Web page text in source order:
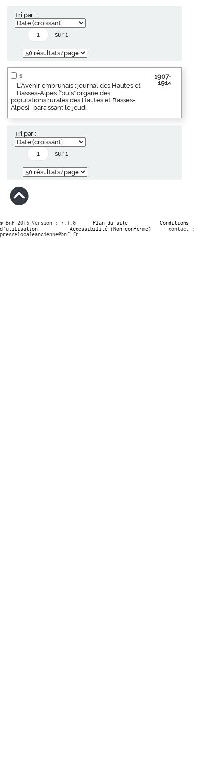
Tri par :
sur 1
1
L'Avenir embrunais : journal des Hautes et
Basses-Alpes ["puis" organe des
populations rurales des Hautes et Basses-
Alpes] : paraissant le jeudi
1907-
1914
Tri par :
sur 1
© BnF 2016 Version : 7.1.0 Plan du site
Conditions
d’utilisation
Accessibilité (Non conforme)
contact :
presselocaleancienne@bnf.fr